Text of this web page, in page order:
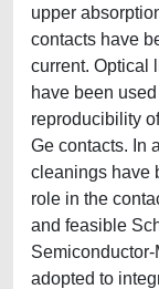
upper
contacts have
current. Optical
have been
reproducibility
Ge contacts. In
cleanings have
role in the
and feasible
adopted to